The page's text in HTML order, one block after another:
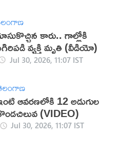
కారు.. గాల్లోకి
వ్యక్తి మృతి (వీడియో)
Jul 30, 2026, 11:07 IST
ఆవరణలోకి 12 అడుగుల
(VIDEO)
Jul 30, 2026, 11:07 IST